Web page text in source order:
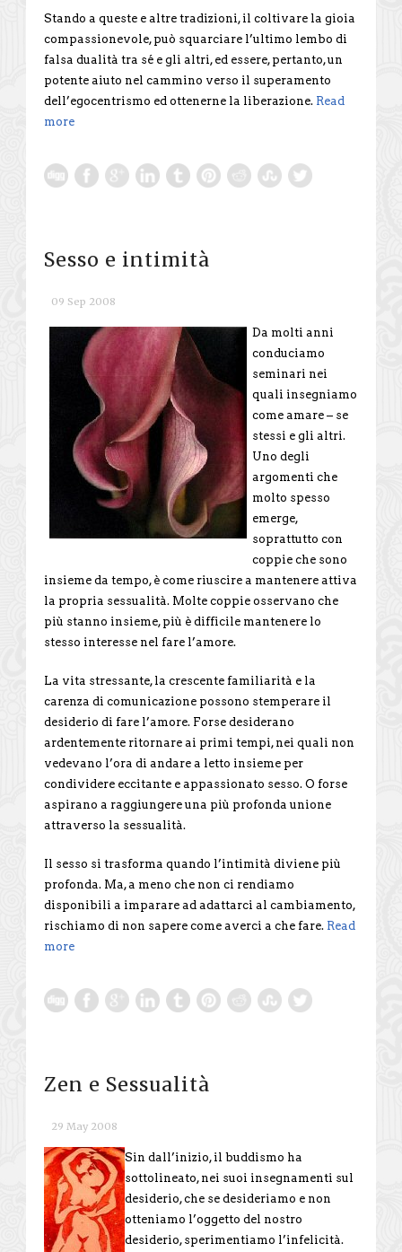
Stando a queste e altre tradizioni, il coltivare la gioia
compassionevole, può squarciare l’ultimo lembo di
falsa dualità tra sé e gli altri, ed essere, pertanto, un
potente aiuto nel cammino verso il superamento
dell’egocentrismo ed ottenerne la liberazione. Read
more
Sesso e intimità
09 Sep 2008
Da molti anni
conduciamo
seminari nei
quali insegniamo
come amare – se
stessi e gli altri.
Uno degli
argomenti che
molto spesso
emerge,
soprattutto con
coppie che sono
insieme da tempo, è come riuscire a mantenere attiva
la propria sessualità. Molte coppie osservano che
più stanno insieme, più è difficile mantenere lo
stesso interesse nel fare l’amore.
La vita stressante, la crescente familiarità e la
carenza di comunicazione possono stemperare il
desiderio di fare l’amore. Forse desiderano
ardentemente ritornare ai primi tempi, nei quali non
vedevano l’ora di andare a letto insieme per
condividere eccitante e appassionato sesso. O forse
aspirano a raggiungere una più profonda unione
attraverso la sessualità.
Il sesso si trasforma quando l’intimità diviene più
profonda. Ma, a meno che non ci rendiamo
disponibili a imparare ad adattarci al cambiamento,
rischiamo di non sapere come averci a che fare. Read
more
Zen e Sessualità
29 May 2008
Sin dall’inizio, il buddismo ha
sottolineato, nei suoi insegnamenti sul
desiderio, che se desideriamo e non
otteniamo l’oggetto del nostro
desiderio, sperimentiamo l’infelicità.